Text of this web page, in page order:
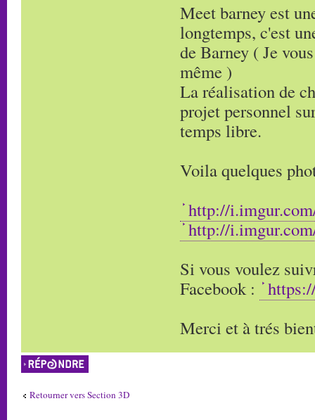
Meet barney est
longtemps, c'est
de Barney ( Je
même )
La réalisation de
projet personnel
temps libre.
Voila quelques
http://
http://
Si vous voulez
Facebook :
Merci et à trés
Répondre
Retourner vers Section 3D